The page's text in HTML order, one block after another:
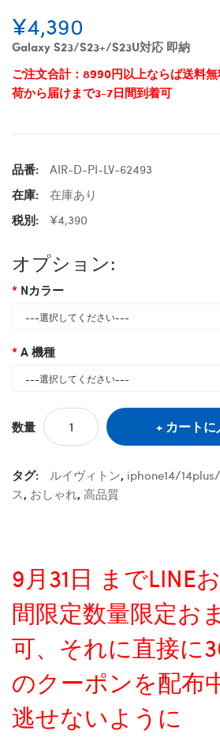
¥4,390
Galaxy S23/S23+/S23U対応 即納
ご注文合計：8990円以上ならば送料
荷から届けまで3-7日間到着可
品番:
AIR-D-PI-LV-62493
在庫:
在庫あり
税別:
¥4,390
オプション:
Nカラー
A 機種
数量 カートに
タグ: ルイヴィトン, iphone14/
ス, おしゃれ, 高品質
9月31日 までLINE
間限定数量限定お
可、それに直接に
のクーポンを配布
逃せないように